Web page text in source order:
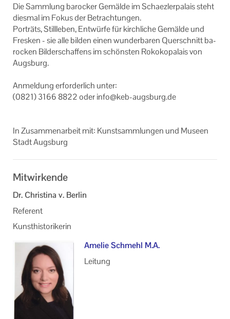
Die Samm­lung ba­ro­cker Ge­mäl­de im Scha­ez­ler­pa­lais steht
dies­mal im Fokus der Be­trach­tun­gen.
Por­träts, Still­le­ben, Ent­wür­fe für kirch­li­che Ge­mäl­de und
Fres­ken - sie alle bil­den einen wun­der­ba­ren Quer­schnitt ba­
ro­cken Bil­der­schaf­fens im schöns­ten Ro­ko­kopa­lais von
Augs­burg.
An­mel­dung er­for­der­lich unter:
(0821) 3166 8822 oder info@keb-​augsburg.de
In Zu­sam­men­ar­beit mit: Kunst­samm­lun­gen und Mu­se­en
Stadt Augs­burg
Mitwirkende
Dr. Christina v. Berlin
Referent
Kunsthistorikerin
Amelie Schmehl M.A.
Leitung